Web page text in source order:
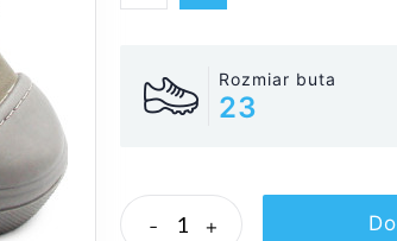
Rozmiar buta
23
- +